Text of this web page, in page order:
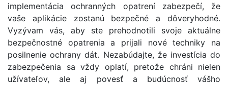
implementácia ochranných opatrení zabezpečí, že
vaše aplikácie zostanú bezpečné a dôveryhodné.
Vyzývam vás, aby ste prehodnotili svoje aktuálne
bezpečnostné opatrenia a prijali nové techniky na
posilnenie ochrany dát. Nezabúdajte, že investícia do
zabezpečenia sa vždy oplatí, pretože chráni nielen
užívateľov, ale aj povesť a budúcnosť vášho